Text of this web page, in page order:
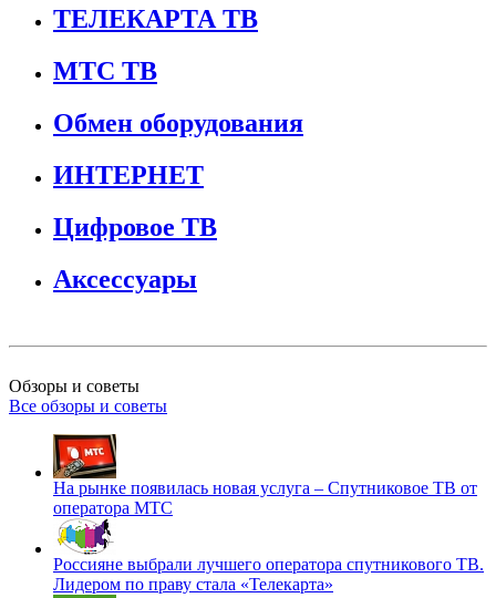
ТЕЛЕКАРТА ТВ
МТС ТВ
Обмен оборудования
ИНТЕРНЕТ
Цифровое ТВ
Аксессуары
Обзоры и советы
Все обзоры и советы
На рынке появилась новая услуга – Спутниковое ТВ от
оператора МТС
Россияне выбрали лучшего оператора спутникового ТВ.
Лидером по праву стала «Телекарта»